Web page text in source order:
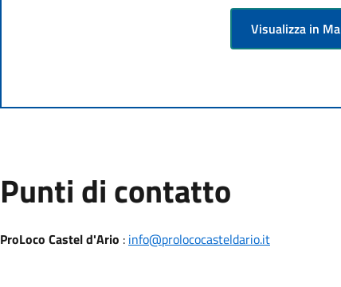
Visualizza in
Punti di contatto
ProLoco Castel d'Ario : info@prolococasteldario.it